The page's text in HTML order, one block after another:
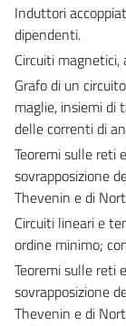
Induttori
dipendenti.
Circuiti
Grafo di un
maglie, insiemi di
delle correnti di
Teoremi sulle reti
sovrapposizione
Thevenin e di
Circuiti lineari e
ordine minimo;
Teoremi sulle reti
sovrapposizione
Thevenin e di